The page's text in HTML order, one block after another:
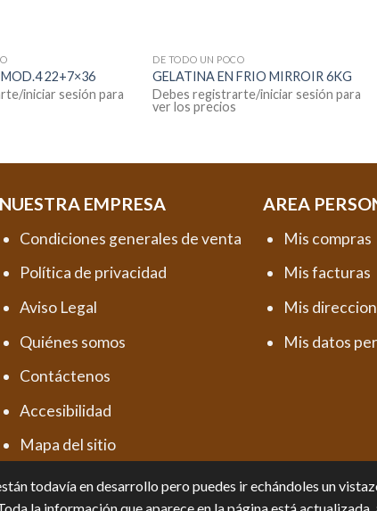
22+7×36
iniciar sesión para
DE TODO UN POCO
GELATINA EN FRIO MIRROIR 6KG
Debes registrarte/iniciar sesión para
ver los precios
NUESTRA EMPRESA
Condiciones generales de venta
Política de privacidad
Aviso Legal
Quiénes somos
Contáctenos
Accesibilidad
Mapa del sitio
AREA
Mis compras
Mis facturas
Mis
Mis datos
todavía en desarrollo pero puedes ir echándoles un